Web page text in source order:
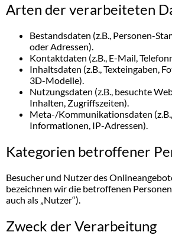
Arten der verarbeiteten
Bestandsdaten (z.B., Personen-
oder Adressen).
Kontaktdaten (z.B., E-Mail,
Inhaltsdaten (z.B., Texteingaben,
3D-Modelle).
Nutzungsdaten (z.B., besuchte
Inhalten, Zugriffszeiten).
Meta-/Kommunikationsdaten
Informationen, IP-Adressen).
Kategorien betroffener
Besucher und Nutzer des
bezeichnen wir die betroffenen
auch als „Nutzer“).
Zweck der Verarbeitung